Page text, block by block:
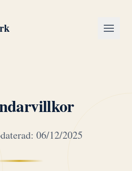
06/12/2025